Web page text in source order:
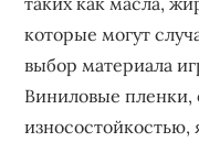
которые могут
выбор материала
Виниловые
износостойкостью,